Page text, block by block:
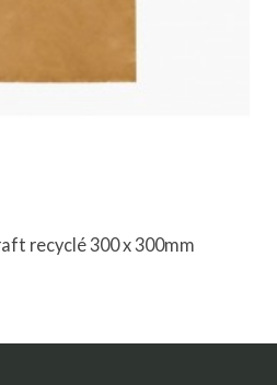
recyclé 300 x 300mm